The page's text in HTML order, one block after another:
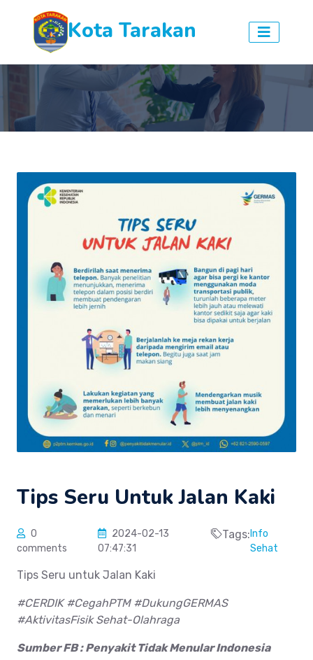
Kota Tarakan
Tips Seru Untuk Jalan Kaki
0
comments
2024-02-13
07:47:31
Tags: Info
Sehat
Tips Seru untuk Jalan Kaki
#CERDIK #CegahPTM #DukungGERMAS
#AktivitasFisik Sehat-Olahraga
Sumber FB : Penyakit Tidak Menular Indonesia